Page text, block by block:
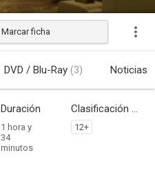
Marcar ficha
DVD / Blu-Ray (3) Noticias
Duración
1 hora y
34
minutos
Clasificación por edades
12+